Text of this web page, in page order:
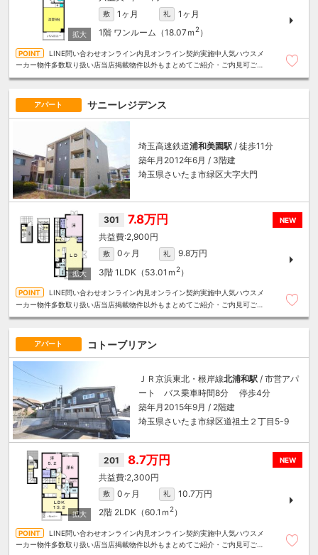
敷 1ヶ月 礼
1ヶ月
1階 ワンルーム（18.07ｍ 2）
LINE問い合わせオンライン内見オンライン契約実施中人気ハウスメ
ーカー物件多数取り扱い店当店掲載物件以外もまとめてご紹介・ご内見可ご予
アパート サニーレジデンス
埼玉高速鉄道浦和美園駅 / 徒歩11分
築年月2012年6月 / 3階建
埼玉県さいたま市緑区大字大門
NEW
301 7.8万円
2,900円
敷 0ヶ月 礼
9.8万円
3階 1LDK（53.01ｍ 2）
LINE問い合わせオンライン内見オンライン契約実施中人気ハウスメ
ーカー物件多数取り扱い店当店掲載物件以外もまとめてご紹介・ご内見可ご予
アパート コトーブリアン
ＪＲ京浜東北・根岸線北浦和駅 / 市営アパ
ート バス乗車時間8分 停歩4分
築年月2015年9月 / 2階建
埼玉県さいたま市緑区道祖土２丁目5-9
NEW
201 8.7万円
2,300円
敷 0ヶ月 礼
10.7万円
2階 2LDK（60.1ｍ 2）
LINE問い合わせオンライン内見オンライン契約実施中人気ハウスメ
ーカー物件多数取り扱い店当店掲載物件以外もまとめてご紹介・ご内見可ご予